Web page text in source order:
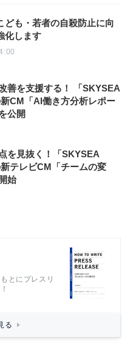
ども・若者の自殺防止に向
化します
善を支援する！ 「SKYSEA
CM「AI働き方分析レポー
公開
を見抜く！「SKYSEA
テレビCM「チームの変
始
とにプレスリ
る